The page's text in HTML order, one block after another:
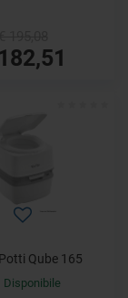
Qube 165
Disponibile